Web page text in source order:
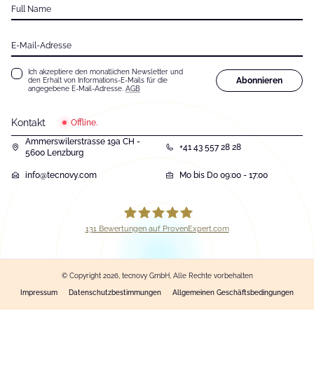
Kontakt
Offline.
Ammerswilerstrasse 19a CH -
5600 Lenzburg
+41 43 557 28 28
info@tecnovy.com Mo bis Do 09:00 - 17:00
Full Name
E-Mail-Adresse
Ich akzeptiere den monatlichen Newsletter und
den Erhalt von Informations-E-Mails für die
angegebene E-Mail-Adresse. AGB
Abonnieren
131Bewertungen auf ProvenExpert.com
© Copyright 2026, tecnovy GmbH, Alle Rechte vorbehalten
Impressum Datenschutzbestimmungen Allgemeinen Geschäftsbedingungen